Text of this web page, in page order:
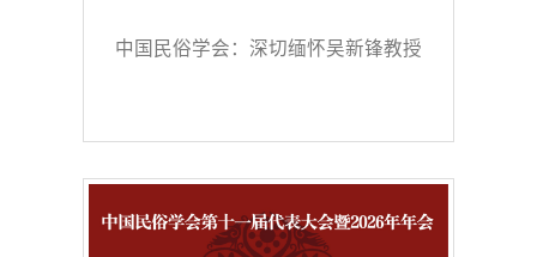
中国民俗学会：深切缅怀吴新锋教授